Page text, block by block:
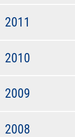
2011
2010
2009
2008